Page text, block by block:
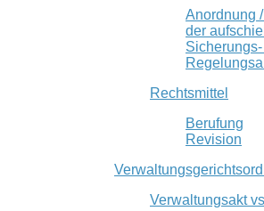
Anordnung
der
Sicherungs-
Rechtsmittel
Berufung
Revision
Verwaltungsakt